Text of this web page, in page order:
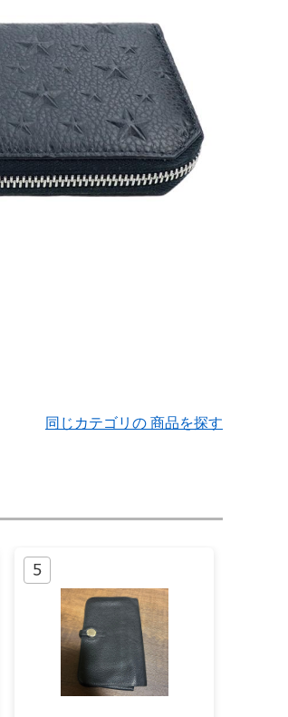
同じカテゴリの 商品を探す